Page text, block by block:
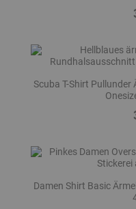
Scuba T-Shirt Pullunder
Damen Shirt Basic